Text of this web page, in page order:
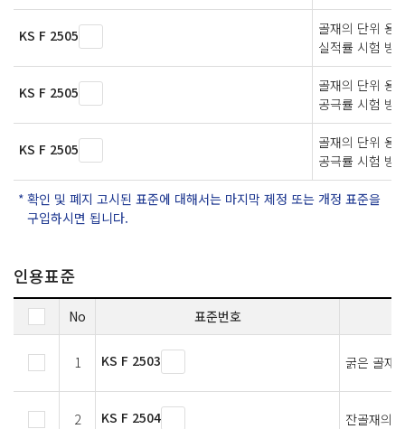
KS F 2505
골재의 단위 용
실적률 시험 방
KS F 2505
골재의 단위 용
공극률 시험 방
KS F 2505
골재의 단위 용
공극률 시험 방
확인 및 폐지 고시된 표준에 대해서는 마지막 제정 또는 개정 표준을
구입하시면 됩니다.
인용표준
No 표준번호
1 KS F 2503 굵은 골재
2 KS F 2504 잔골재의